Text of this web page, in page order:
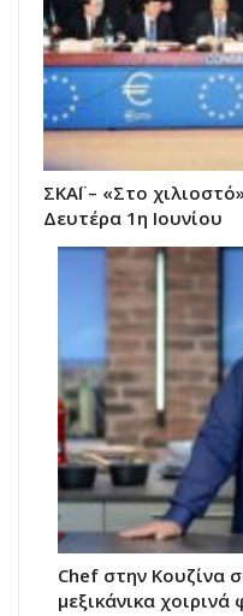
ΣΚΑΪ – «Στο
Δευτέρα 1η Ιουνίου
Chef στην Κουζίνα
μεξικάνικα